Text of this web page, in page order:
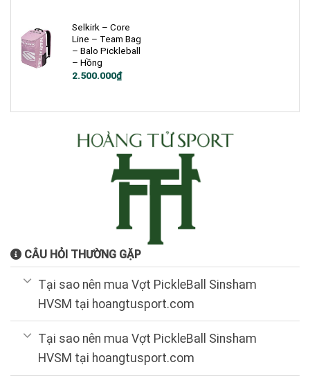
Selkirk – Core
Line – Team Bag
– Balo Pickleball
– Hồng
2.500.000₫
CÂU HỎI THƯỜNG GẶP
Tại sao nên mua Vợt PickleBall Sinsham
HVSM tại hoangtusport.com
Tại sao nên mua Vợt PickleBall Sinsham
HVSM tại hoangtusport.com